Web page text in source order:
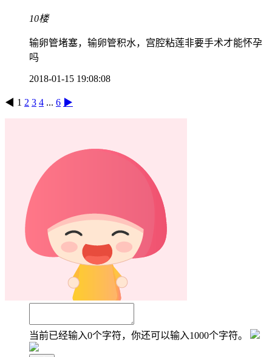
10楼
输卵管堵塞，输卵管积水，宫腔粘莲非要手术才能怀孕
吗
2018-01-15 19:08:08
◀ 1 2 3 4 ... 6 ▶
当前已经输入0个字符，你还可以输入1000个字符。